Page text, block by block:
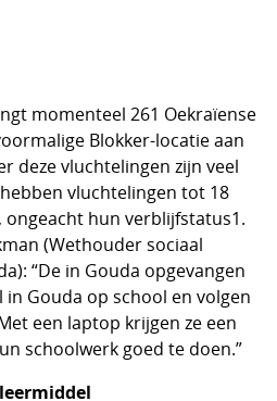
momenteel 261 Oekraïense
Blokker-locatie aan
deze vluchtelingen zijn veel
vluchtelingen tot 18
hun verblijfstatus1.
(Wethouder sociaal
“De in Gouda opgevangen
Gouda op school en volgen
een laptop krijgen ze een
schoolwerk goed te doen.”